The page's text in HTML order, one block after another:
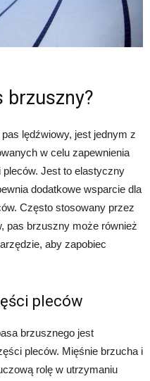
brzuszny?
lędźwiowy, jest jednym z
w celu zapewnienia
Jest to elastyczny
dodatkowe wsparcie dla
Często stosowany przez
pas brzuszny może również
aby zapobiec
pleców
brzusznego jest
pleców. Mięśnie brzucha i
rolę w utrzymaniu